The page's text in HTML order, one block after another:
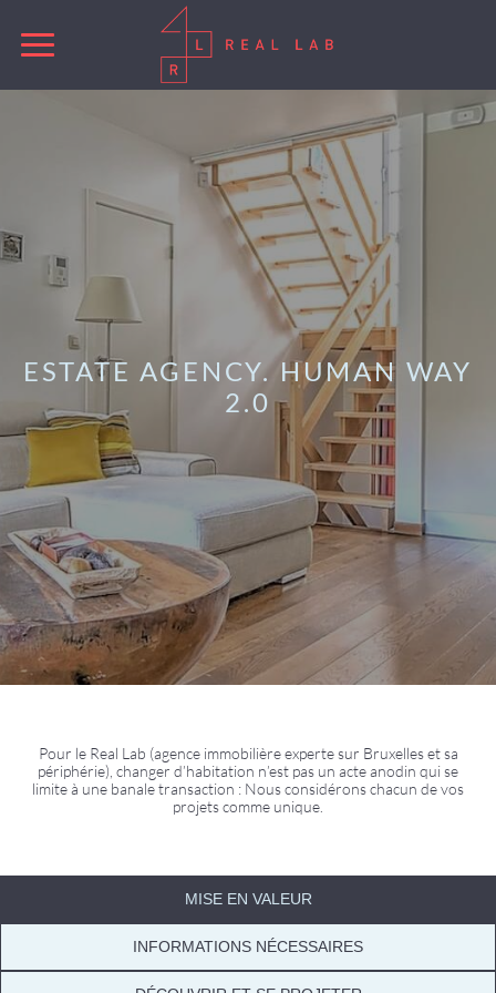
ESTATE AGENCY. HUMAN WAY
2.0
Pour le Real Lab (agence immobilière experte sur Bruxelles et sa
périphérie), changer d’habitation n’est pas un acte anodin qui se
limite à une banale transaction : Nous considérons chacun de vos
projets comme unique.
MISE EN VALEUR
INFORMATIONS NÉCESSAIRES